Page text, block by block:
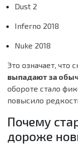
Dust 2
Inferno 2018
Nuke 2018
Это означает, что
выпадают за
обороте стало
повысило
Почему
дороже